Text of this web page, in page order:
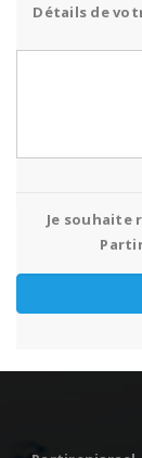
Détails de
Je souhaite